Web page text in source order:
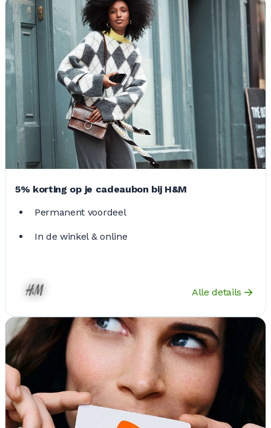
5% korting op je cadeaubon bij H&M
Permanent voordeel
In de winkel & online
Alle details